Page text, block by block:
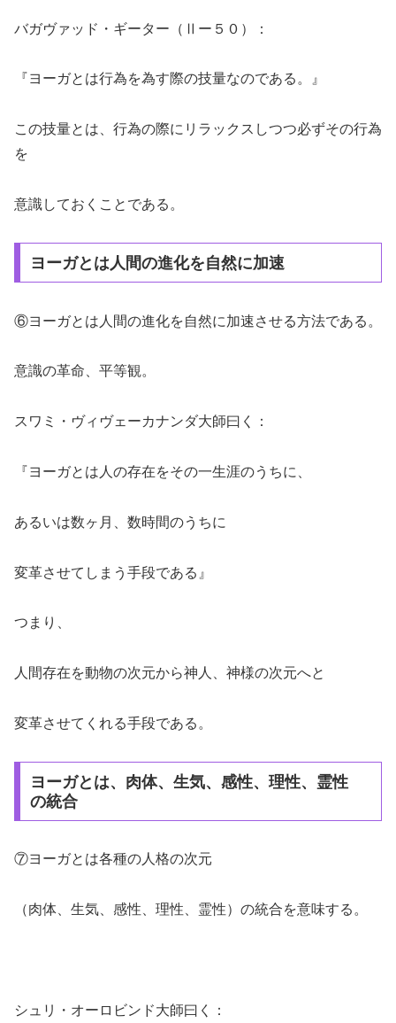
バガヴァッド・ギーター（Ⅱー５０）：
『ヨーガとは行為を為す際の技量なのである。』
この技量とは、行為の際にリラックスしつつ必ずその行為
を
意識しておくことである。
ヨーガとは人間の進化を自然に加速
⑥ヨーガとは人間の進化を自然に加速させる方法である。
意識の革命、平等観。
スワミ・ヴィヴェーカナンダ大師曰く：
『ヨーガとは人の存在をその一生涯のうちに、
あるいは数ヶ月、数時間のうちに
変革させてしまう手段である』
つまり、
人間存在を動物の次元から神人、神様の次元へと
変革させてくれる手段である。
ヨーガとは、肉体、生気、感性、理性、霊性
の統合
⑦ヨーガとは各種の人格の次元
（肉体、生気、感性、理性、霊性）の統合を意味する。
シュリ・オーロビンド大師曰く：